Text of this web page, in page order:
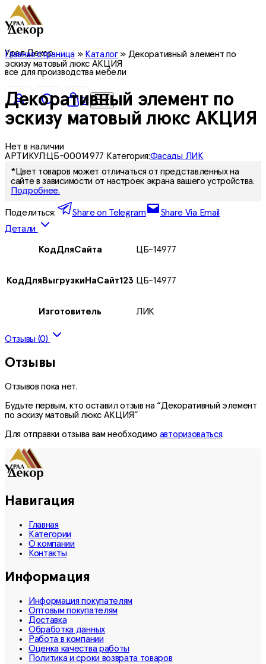
Урал Декор
все для производства мебели
0
Главная страница» Каталог» Декоративный элемент по
эскизу матовый люкс АКЦИЯ
Декоративный элемент по
эскизу матовый люкс АКЦИЯ
Нет в наличии
АРТИКУЛ:ЦБ-00014977 Категория:Фасады ЛИК
*Цвет товаров может отличаться от представленных на
сайте в зависимости от настроек экрана вашего устройства.
Подробнее.
Поделиться: Share on Telegram
Share Via Email
Детали
КодДляСайта ЦБ-14977
КодДляВыгрузкиНаСайт123 ЦБ-14977
Изготовитель ЛИК
Отзывы (0)
Отзывы
Отзывов пока нет.
Будьте первым, кто оставил отзыв на “Декоративный элемент
по эскизу матовый люкс АКЦИЯ”
Для отправки отзыва вам необходимо авторизоваться.
Навигация
Главная
Категории
О компании
Контакты
Информация
Информация покупателям
Оптовым покупателям
Доставка
Обработка данных
Работа в компании
Оценка качества работы
Политика и сроки возврата товаров